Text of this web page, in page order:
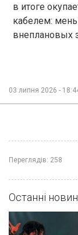
в итоге
кабелем:
внеплановых
03 липня 2026 -
Переглядів: 258
Останні